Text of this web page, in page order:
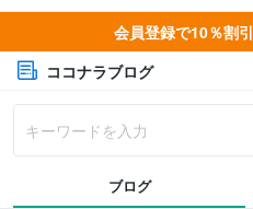
会員登録で10％割
ココナラブログ
ブログ